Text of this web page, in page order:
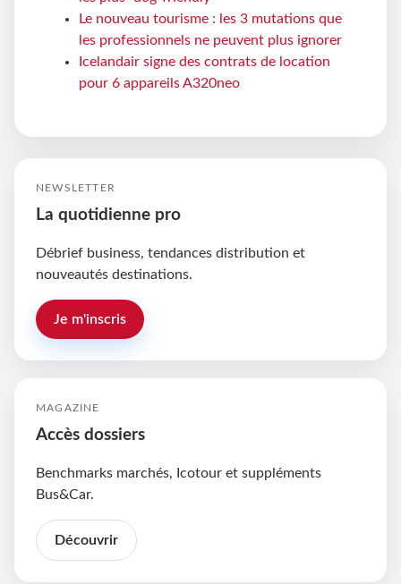
Le nouveau tourisme : les 3 mutations que
les professionnels ne peuvent plus ignorer
Icelandair signe des contrats de location
pour 6 appareils A320neo
NEWSLETTER
La quotidienne pro
Débrief business, tendances distribution et
nouveautés destinations.
Je m'inscris
MAGAZINE
Accès dossiers
Benchmarks marchés, Icotour et suppléments
Bus&Car.
Découvrir